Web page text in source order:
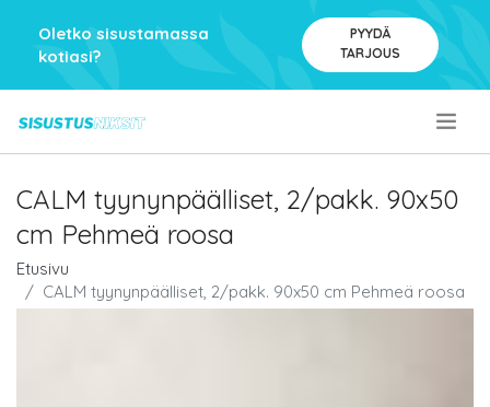
Oletko sisustamassa
kotiasi?
PYYDÄ
TARJOUS
CALM tyynynpäälliset, 2/pakk. 90x50
cm Pehmeä roosa
Etusivu
CALM tyynynpäälliset, 2/pakk. 90x50 cm Pehmeä roosa